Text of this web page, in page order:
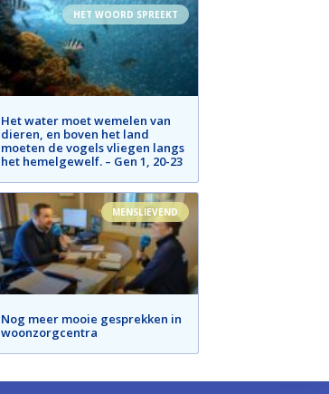
HET WOORD SPREEKT
Het water moet wemelen van
dieren, en boven het land
moeten de vogels vliegen langs
het hemelgewelf. – Gen 1, 20-23
MENSLIEVEND
Nog meer mooie gesprekken in
woonzorgcentra